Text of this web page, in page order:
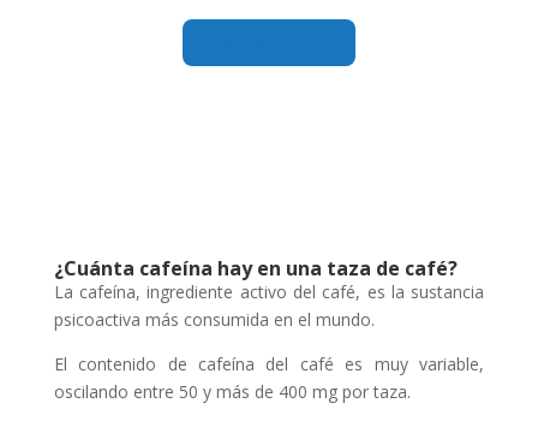
¿Cuánta cafeína hay en una taza de café?
La cafeína, ingrediente activo del café, es la sustancia
psicoactiva más consumida en el mundo.
El contenido de cafeína del café es muy variable,
oscilando entre 50 y más de 400 mg por taza.